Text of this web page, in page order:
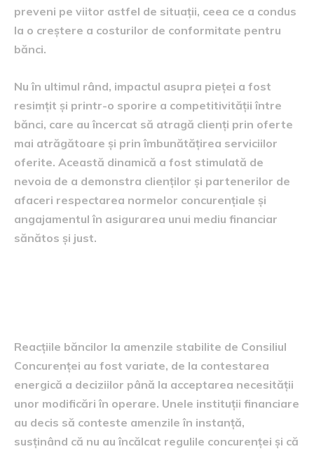
preveni pe viitor astfel de situații, ceea ce a condus
la o creștere a costurilor de conformitate pentru
bănci.
Nu în ultimul rând, impactul asupra pieței a fost
resimțit și printr-o sporire a competitivității între
bănci, care au încercat să atragă clienți prin oferte
mai atrăgătoare și prin îmbunătățirea serviciilor
oferite. Această dinamică a fost stimulată de
nevoia de a demonstra clienților și partenerilor de
afaceri respectarea normelor concurențiale și
angajamentul în asigurarea unui mediu financiar
sănătos și just.
Reacțiile băncilor la amenzile stabilite de Consiliul
Concurenței au fost variate, de la contestarea
energică a deciziilor până la acceptarea necesității
unor modificări în operare. Unele instituții financiare
au decis să conteste amenzile în instanță,
susținând că nu au încălcat regulile concurenței și că